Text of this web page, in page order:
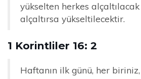
yükselten herkes
alçaltırsa yükseltilecektir.
1 Korintliler 16: 2
Haftanın ilk günü, her